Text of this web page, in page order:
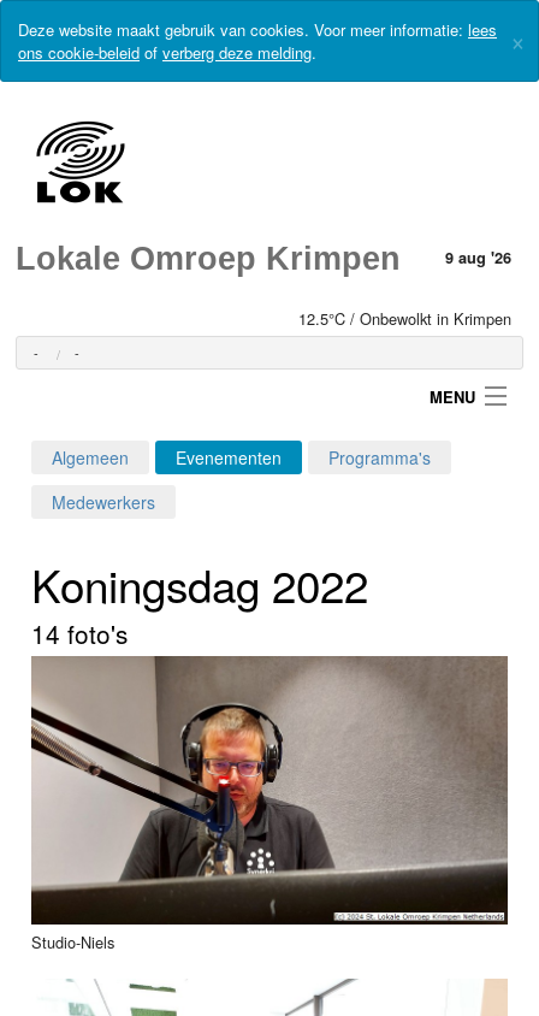
Deze website maakt gebruik van cookies. Voor meer informatie: lees
ons cookie-beleid of verberg deze melding. ×
Lokale Omroep Krimpen 9 aug '26
12.5°C / Onbewolkt in Krimpen
- -
MENU
Programma's
Nieuws
Foto's
Video
Info
Algemeen Evenementen
Programma's
Medewerkers
Koningsdag 2022
14 foto's
Studio-Niels